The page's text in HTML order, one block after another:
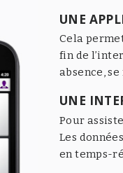
UNE
Cela
fin de
absence,
UNE
Pour
Les
en temps-